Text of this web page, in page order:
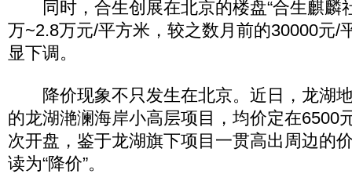
同时，合生创展在北京的楼盘“合生麒麟
万~2.8万元/平方米，较之数月前的30000元/
显下调。
降价现象不只发生在北京。近日，龙湖
的龙湖滟澜海岸小高层项目，均价定在6500
次开盘，鉴于龙湖旗下项目一贯高出周边的
读为“降价”。